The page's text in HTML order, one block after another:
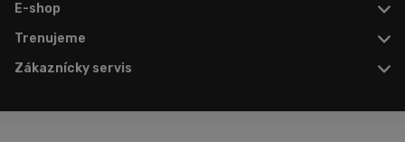
E-shop
Trenujeme
Zákaznícky servis